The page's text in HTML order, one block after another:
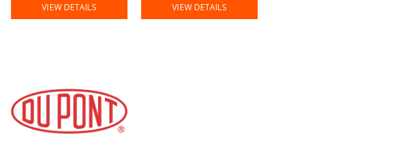
VIEW DETAILS VIEW DETAILS